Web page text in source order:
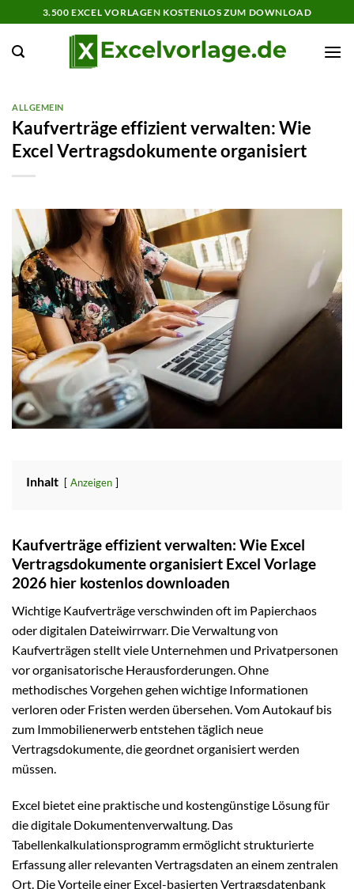
Inhalt
springen
3.500 EXCEL VORLAGEN KOSTENLOS ZUM DOWNLOAD
ALLGEMEIN
Kaufverträge effizient verwalten: Wie
Excel Vertragsdokumente organisiert
Inhalt Anzeigen
Kaufverträge effizient verwalten: Wie Excel
Vertragsdokumente organisiert Excel Vorlage
2026 hier kostenlos downloaden
Wichtige Kaufverträge verschwinden oft im Papierchaos
oder digitalen Dateiwirrwarr. Die Verwaltung von
Kaufverträgen stellt viele Unternehmen und Privatpersonen
vor organisatorische Herausforderungen. Ohne
methodisches Vorgehen gehen wichtige Informationen
verloren oder Fristen werden übersehen. Vom Autokauf bis
zum Immobilienerwerb entstehen täglich neue
Vertragsdokumente, die geordnet organisiert werden
müssen.
Excel bietet eine praktische und kostengünstige Lösung für
die digitale Dokumentenverwaltung. Das
Tabellenkalkulationsprogramm ermöglicht strukturierte
Erfassung aller relevanten Vertragsdaten an einem zentralen
Ort. Die Vorteile einer Excel-basierten Vertragsdatenbank